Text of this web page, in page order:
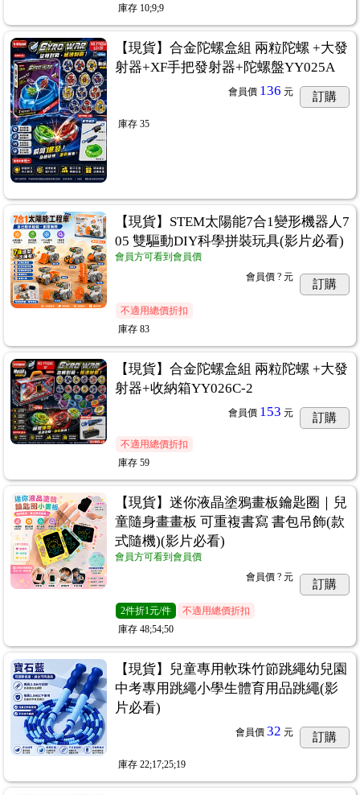
庫存 10;9;9
【現貨】合金陀螺盒組 兩粒陀螺 +大發
射器+XF手把發射器+陀螺盤YY025A
會員價 136 元 訂購
庫存 35
【現貨】STEM太陽能7合1變形機器人7
05 雙驅動DIY科學拼裝玩具(影片必看)
會員方可看到會員價
會員價 ? 元
訂購
不適用總價折扣
庫存 83
【現貨】合金陀螺盒組 兩粒陀螺 +大發
射器+收納箱YY026C-2
會員價 153 元 訂購
不適用總價折扣
庫存 59
【現貨】迷你液晶塗鴉畫板鑰匙圈｜兒
童隨身畫畫板 可重複書寫 書包吊飾(款
式隨機)(影片必看)
會員方可看到會員價
會員價 ? 元
訂購
2件折1元/件
不適用總價折扣
庫存 48;54;50
【現貨】兒童專用軟珠竹節跳繩幼兒園
中考專用跳繩小學生體育用品跳繩(影
片必看)
會員價 32 元 訂購
庫存 22;17;25;19